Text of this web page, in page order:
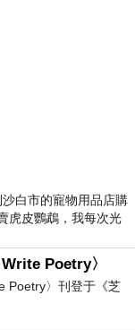
白市的寵物用品店購
虎皮鸚鵡，我每次光
引進 C
Poetry〉
Poetry〉刊登于《芝